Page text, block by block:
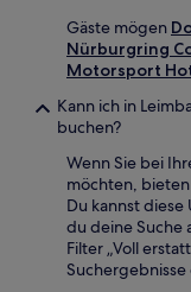
Gäste mögen
Nürburgring
Motorsport
Kann ich in
buchen?
Wenn Sie bei
möchten,
Du kannst
du deine Suche
Filter „Voll